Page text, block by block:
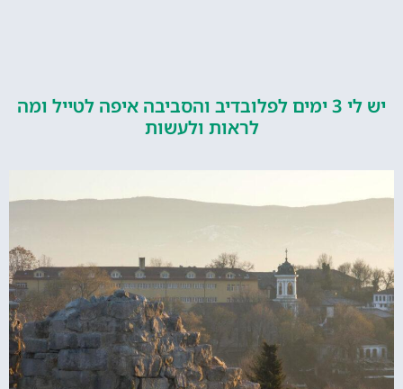
יש לי 3 ימים לפלובדיב והסביבה איפה לטייל ומה
לראות ולעשות